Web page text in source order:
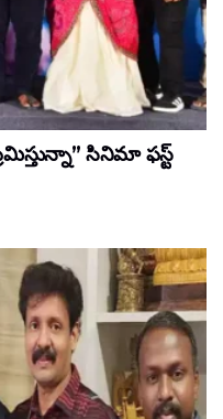
సినిమా ఫస్ట్